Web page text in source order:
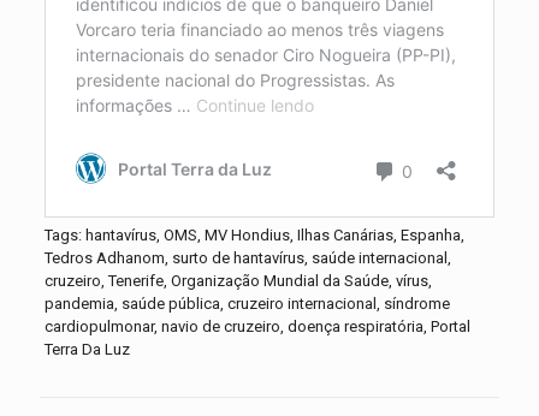
Tags: hantavírus, OMS, MV Hondius, Ilhas Canárias, Espanha,
Tedros Adhanom, surto de hantavírus, saúde internacional,
cruzeiro, Tenerife, Organização Mundial da Saúde, vírus,
pandemia, saúde pública, cruzeiro internacional, síndrome
cardiopulmonar, navio de cruzeiro, doença respiratória, Portal
Terra Da Luz